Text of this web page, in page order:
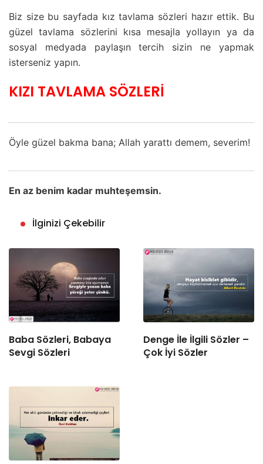
Biz size bu sayfada kız tavlama sözleri hazır ettik. Bu
güzel tavlama sözlerini kısa mesajla yollayın ya da
sosyal medyada paylaşın tercih sizin ne yapmak
isterseniz yapın.
KIZI TAVLAMA SÖZLERİ
Öyle güzel bakma bana; Allah yarattı demem, severim!
En az benim kadar muhteşemsin.
İlginizi Çekebilir
Baba Sözleri, Babaya
Sevgi Sözleri
Denge İle İlgili Sözler –
Çok İyi Sözler